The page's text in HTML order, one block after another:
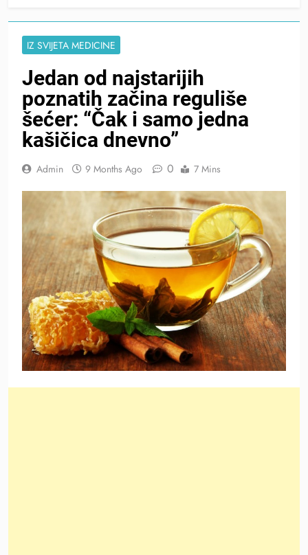
IZ SVIJETA MEDICINE
Jedan od najstarijih
poznatih začina reguliše
šećer: “Čak i samo jedna
kašičica dnevno”
Admin 9 Months Ago 0 7 Mins